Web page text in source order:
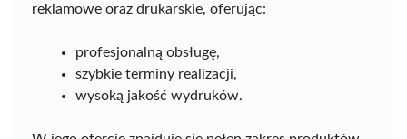
reklamowe oraz drukarskie, oferując:
profesjonalną obsługę,
szybkie terminy realizacji,
wysoką jakość wydruków.